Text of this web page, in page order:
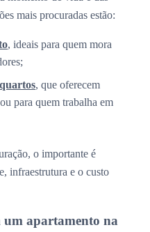
mais procuradas estão:
, ideais para quem mora
, que oferecem
para quem trabalha em
o importante é
infraestrutura e o custo
um apartamento na